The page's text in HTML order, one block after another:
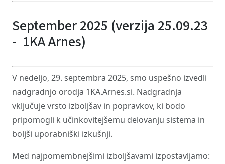
September 2025 (verzija 25.09.23
- 1KA Arnes)
V nedeljo, 29. septembra 2025, smo uspešno izvedli
nadgradnjo orodja 1KA.Arnes.si. Nadgradnja
vključuje vrsto izboljšav in popravkov, ki bodo
pripomogli k učinkovitejšemu delovanju sistema in
boljši uporabniški izkušnji.
Med najpomembnejšimi izboljšavami izpostavljamo: